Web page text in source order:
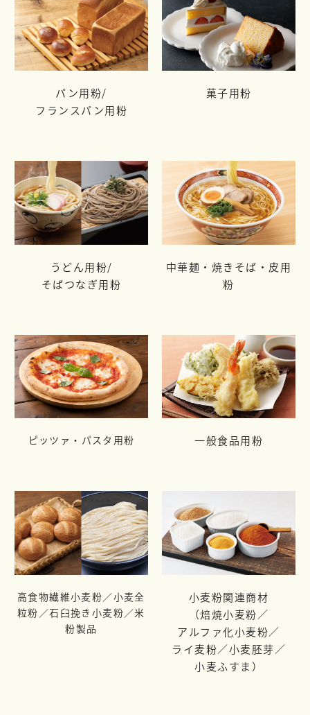
パン用粉/
フランスパン用粉
菓子用粉
うどん用粉/
そばつなぎ用粉
中華麺・焼きそば・皮用
粉
ピッツァ・パスタ用粉 一般食品用粉
高食物繊維小麦粉／小麦全
粒粉／石臼挽き小麦粉／米
粉製品
小麦粉関連商材
（焙焼小麦粉／
アルファ化小麦粉／
ライ麦粉／小麦胚芽／
小麦ふすま）